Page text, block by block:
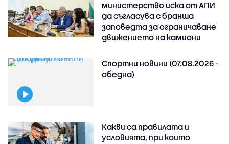
министерство иска от АПИ
да съгласува с бранша
заповедта за ограничаване
движението на камиони
Спортни новини (07.08.2026 -
обедна)
Какви са правилата и
условията, при които